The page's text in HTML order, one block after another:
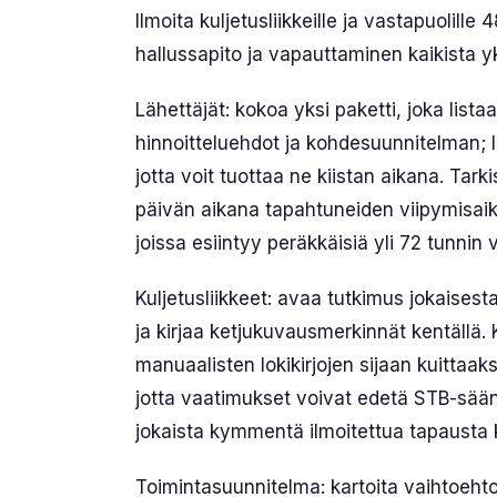
Ilmoita kuljetusliikkeille ja vastapuolille
hallussapito ja vapauttaminen kaikista
Lähettäjät: kokoa yksi paketti, joka
hinnoitteluehdot ja
jotta voit tuottaa ne kiistan aikana.
päivän aikana tapahtuneiden
joissa esiintyy peräkkäisiä yli 72 tunnin
Kuljetusliikkeet: avaa tutkimus
ja kirjaa ketjukuvausmerkinnät kentällä.
manuaalisten lokikirjojen sijaan
jotta vaatimukset voivat edetä STB-
jokaista kymmentä ilmoitettua tapausta
Toimintasuunnitelma: kartoita